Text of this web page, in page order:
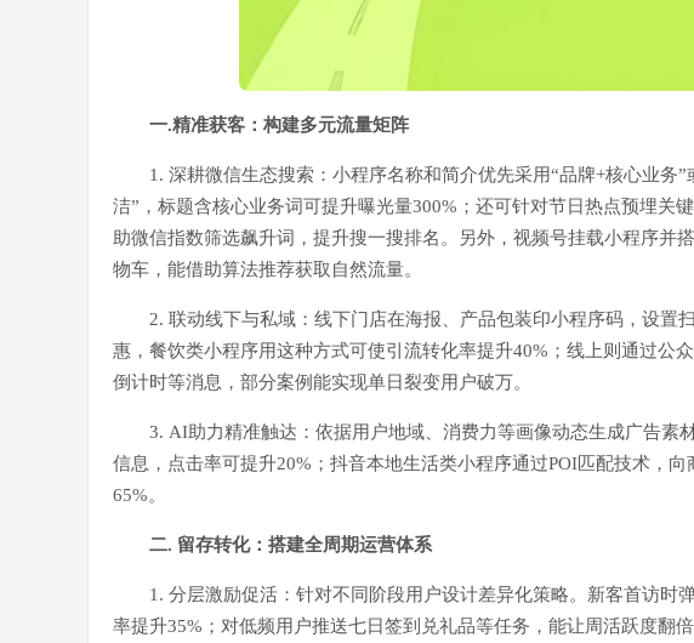
一.精准获客：构建多元流量矩阵
1. 深耕微信生态搜索：小程序名称和简介优先采用“品牌+核心业务
洁”，标题含核心业务词可提升曝光量300%；还可针对节日热点预埋关
助微信指数筛选飙升词，提升搜一搜排名。另外，视频号挂载小程序并
物车，能借助算法推荐获取自然流量。
2. 联动线下与私域：线下门店在海报、产品包装印小程序码，设置
惠，餐饮类小程序用这种方式可使引流转化率提升40%；线上则通过公
倒计时等消息，部分案例能实现单日裂变用户破万。
3. AI助力精准触达：依据用户地域、消费力等画像动态生成广告素
信息，点击率可提升20%；抖音本地生活类小程序通过POI匹配技术，
65%。
二. 留存转化：搭建全周期运营体系
1. 分层激励促活：针对不同阶段用户设计差异化策略。新客首访时
率提升35%；对低频用户推送七日签到兑礼品等任务，能让周活跃度翻